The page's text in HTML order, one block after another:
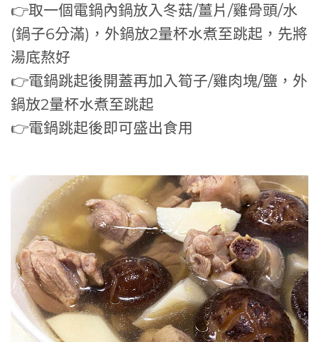
👉取一個電鍋內鍋放入冬菇/薑片/雞骨頭/水
(鍋子6分滿)，外鍋放2量杯水煮至跳起，先將
湯底熬好
👉電鍋跳起後開蓋再加入筍子/雞肉塊/鹽，外
鍋放2量杯水煮至跳起
👉電鍋跳起後即可盛出食用